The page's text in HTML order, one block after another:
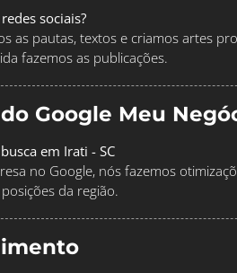
sociais?
as pautas, textos e criamos artes
fazemos as publicações.
Google Meu
em Irati - SC
no Google, nós fazemos
da região.